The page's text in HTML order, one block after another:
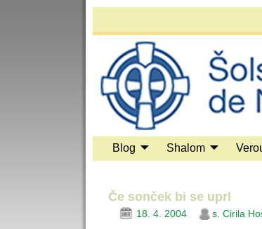
Blog Shalom
Če sonček bi se uprl
18. 4. 2004
s. Cirila